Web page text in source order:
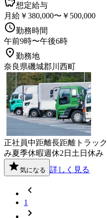
想定給与
月給￥380,000〜￥500,000
勤務時間
午前9時〜午後6時
勤務地
奈良県磯城郡川西町
正社員中距離長距離 トラック
み夏季休暇週休2日 土日休み
気になる 詳しく見る
1